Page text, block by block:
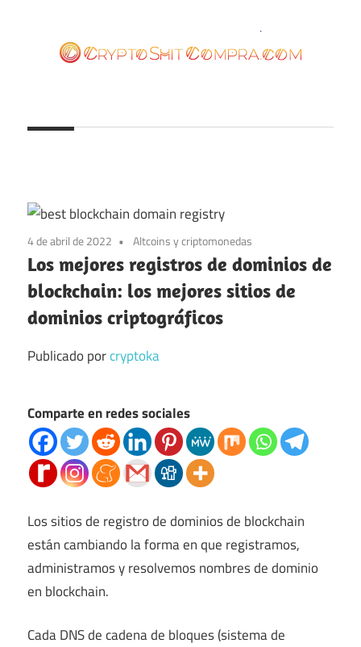
contenido
4 de abril de 2022 Altcoins y criptomonedas
Los mejores registros de dominios de
blockchain: los mejores sitios de
dominios criptográficos
Publicado porcryptoka
Comparte en redes sociales
Los sitios de registro de dominios de blockchain
están cambiando la forma en que registramos,
administramos y resolvemos nombres de dominio
en blockchain.
Cada DNS de cadena de bloques (sistema de